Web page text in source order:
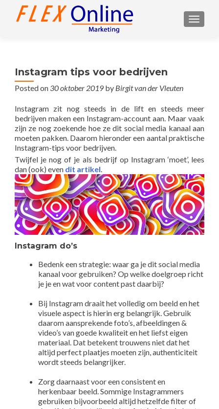
Instagram tips voor bedrijven
Posted on 30 oktober 2019 by Birgit van der Vleuten
Instagram zit nog steeds in de lift en steeds meer
bedrijven maken een Instagram-account aan. Maar vaak
zijn ze nog zoekende hoe ze dit social media kanaal aan
moeten pakken. Daarom hieronder een aantal praktische
Instagram-tips voor bedrijven.
Twijfel je nog of je als bedrijf op Instagram ‘moet’, lees
dan (ook) even dit artikel.
Instagram do’s
Bedenk een strategie: waar ga je dit social media
kanaal voor gebruiken? Op welke doelgroep richt
je je en wat voor content past daarbij?
Bij Instagram draait het volledig om beeld en het
visuele aspect is hierin erg belangrijk. Gebruik
daarom aansprekende foto’s, afbeeldingen &
video’s van goede kwaliteit en het liefst eigen
materiaal. Dat betekent trouwens niet dat het
altijd perfect plaatjes moeten zijn, authenticiteit
wordt steeds belangrijker.
Zorg daarnaast voor een consistent en
herkenbaar beeld. Sommige Instagrammers
gebruiken bijvoorbeeld altijd hetzelfde filter of